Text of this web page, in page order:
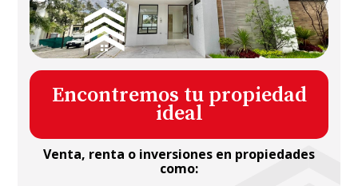
Encontremos tu propiedad
ideal
Venta, renta o inversiones en propiedades
como: